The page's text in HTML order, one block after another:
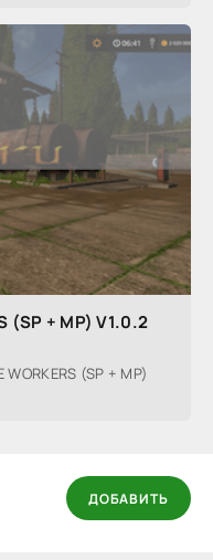
(SP + MP) V1.0.2
(SP + MP)
ДОБАВИТЬ